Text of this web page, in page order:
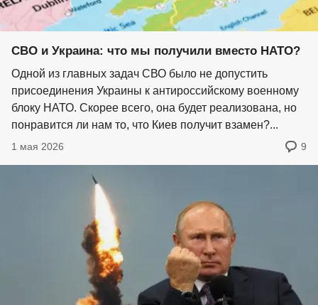
СВО и Украина: что мы получили вместо НАТО?
Одной из главных задач СВО было не допустить
присоединения Украины к антироссийскому военному
блоку НАТО. Скорее всего, она будет реализована, но
понравится ли нам то, что Киев получит взамен?...
1 мая 2026 9